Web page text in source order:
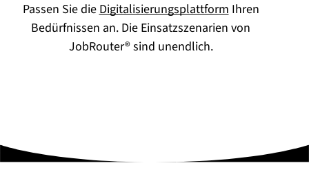
Passen Sie dieDigitalisierungsplattformIhren
Bedürfnissen an. Die Einsatzszenarien von
JobRouter® sind unendlich.